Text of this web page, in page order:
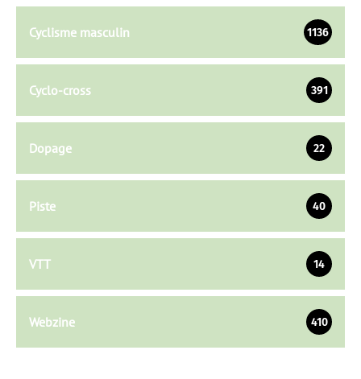
Cyclisme masculin 1136
Cyclo-cross 391
Dopage 22
Piste 40
VTT 14
Webzine 410